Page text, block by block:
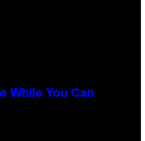
While You Can